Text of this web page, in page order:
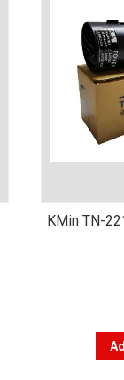
KMin TN-